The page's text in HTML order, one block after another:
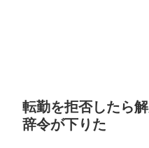
転勤を拒否したら
辞令が下りた